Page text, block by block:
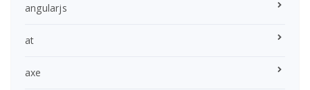
angularjs
at
axe